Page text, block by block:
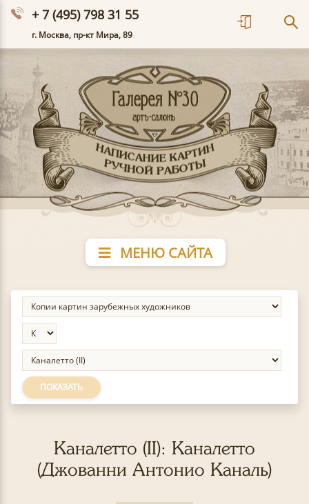
+ 7 (495) 798 31 55
г. Москва, пр-кт Мира, 89
МЕНЮ САЙТА
ПОКАЗАТЬ
Каналетто (II): Каналетто
(Джованни Антонио Каналь)